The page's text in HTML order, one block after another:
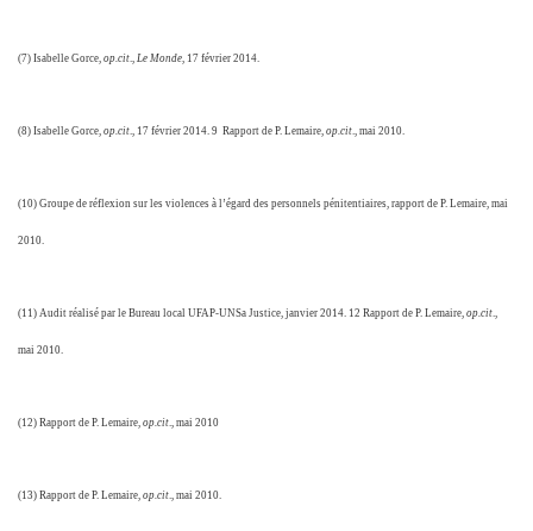
(7) Isabelle Gorce, op.cit Le Monde , 17 février 2014.
(8) Isabelle Gorce, op.cit ., 17 février 2014. 9 Rapport de P. Lemaire, op.cit ., mai 2010.
(10) Groupe de réflexion sur les violences à l’égard des personnels pénitentiaires, rapport de P. Lemaire, mai
2010.
(11) Audit réalisé par le Bureau local UFAP-UNSa Justice, janvier 2014. 12 Rapport de P. Lemaire, op.cit
mai 2010.
(12) Rapport de P. Lemaire, op.cit ., mai 2010
(13) Rapport de P. Lemaire, op.cit ., mai 2010.